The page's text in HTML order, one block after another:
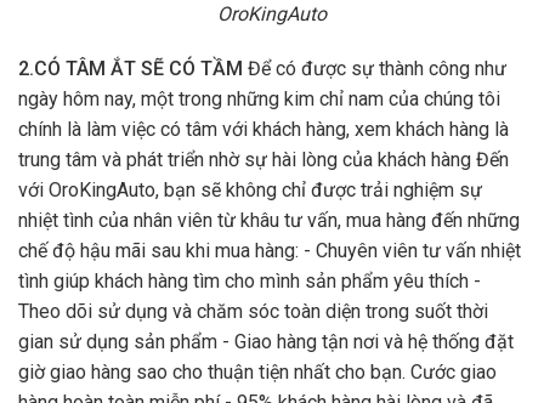
OroKingAuto
2.CÓ TÂM ẮT SẼ CÓ TẦM Để có được sự thành công như
ngày hôm nay, một trong những kim chỉ nam của chúng tôi
chính là làm việc có tâm với khách hàng, xem khách hàng là
trung tâm và phát triển nhờ sự hài lòng của khách hàng Đến
với OroKingAuto, bạn sẽ không chỉ được trải nghiệm sự
nhiệt tình của nhân viên từ khâu tư vấn, mua hàng đến những
chế độ hậu mãi sau khi mua hàng: - Chuyên viên tư vấn nhiệt
tình giúp khách hàng tìm cho mình sản phẩm yêu thích -
Theo dõi sử dụng và chăm sóc toàn diện trong suốt thời
gian sử dụng sản phẩm - Giao hàng tận nơi và hệ thống đặt
giờ giao hàng sao cho thuận tiện nhất cho bạn. Cước giao